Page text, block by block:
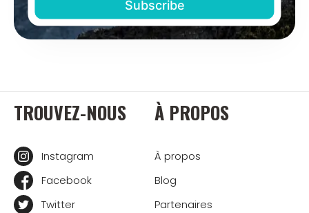
TROUVEZ-NOUS
Instagram
Facebook
Twitter
À PROPOS
À propos
Blog
Partenaires